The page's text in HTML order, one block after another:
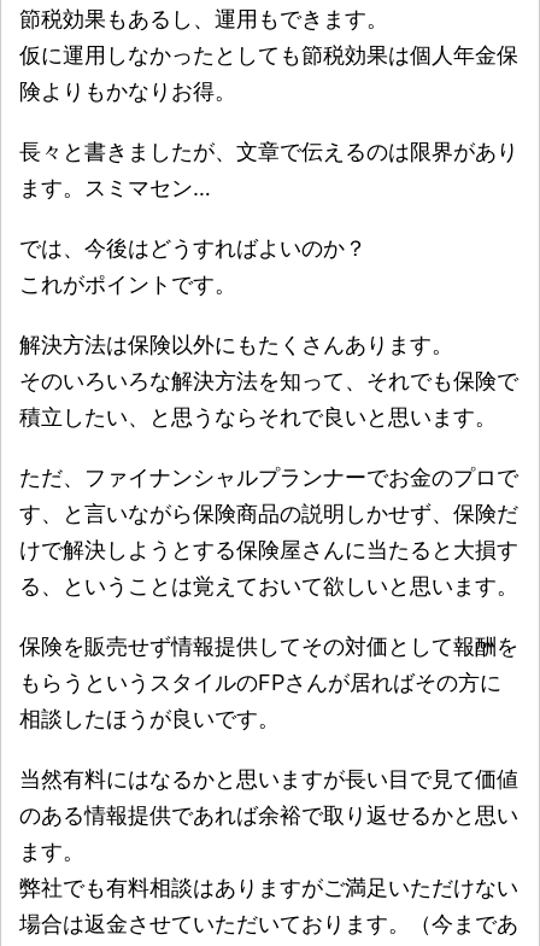
節税効果もあるし、運用もできます。
仮に運用しなかったとしても節税効果は個人年金保
険よりもかなりお得。
長々と書きましたが、文章で伝えるのは限界があり
ます。スミマセン…
では、今後はどうすればよいのか？
これがポイントです。
解決方法は保険以外にもたくさんあります。
そのいろいろな解決方法を知って、それでも保険で
積立したい、と思うならそれで良いと思います。
ただ、ファイナンシャルプランナーでお金のプロで
す、と言いながら保険商品の説明しかせず、保険だ
けで解決しようとする保険屋さんに当たると大損す
る、ということは覚えておいて欲しいと思います。
保険を販売せず情報提供してその対価として報酬を
もらうというスタイルのFPさんが居ればその方に
相談したほうが良いです。
当然有料にはなるかと思いますが長い目で見て価値
のある情報提供であれば余裕で取り返せるかと思い
ます。
弊社でも有料相談はありますがご満足いただけない
場合は返金させていただいております。（今まであ